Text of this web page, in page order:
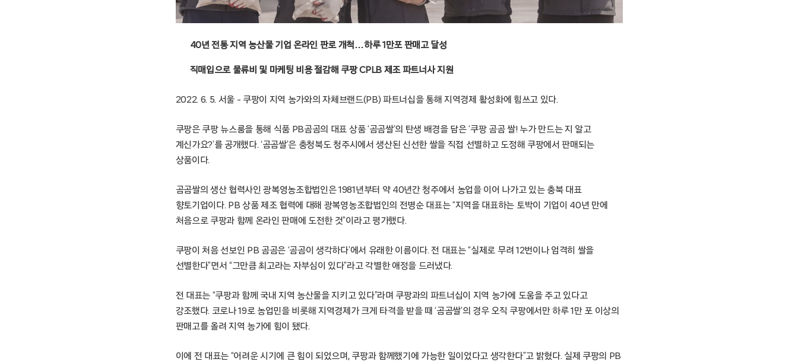
40년 전통 지역 농산물 기업 온라인 판로 개척…하루 1만포 판매고 달성
직매입으로 물류비 및 마케팅 비용 절감해 쿠팡 CPLB 제조 파트너사 지원
2022. 6. 5. 서울 – 쿠팡이 지역 농가와의 자체브랜드(PB) 파트너십을 통해 지역경제 활성화에 힘쓰고 있다.
쿠팡은 쿠팡 뉴스룸을 통해 식품 PB곰곰의 대표 상품 ‘곰곰쌀’의 탄생 배경을 담은 ‘쿠팡 곰곰 쌀! 누가 만드는 지 알고
계신가요?’를 공개했다. ‘곰곰쌀’은 충청북도 청주시에서 생산된 신선한 쌀을 직접 선별하고 도정해 쿠팡에서 판매되는
상품이다.
곰곰쌀의 생산 협력사인 광복영농조합법인은 1981년부터 약 40년간 청주에서 농업을 이어 나가고 있는 충북 대표
향토기업이다. PB 상품 제조 협력에 대해 광복영농조합법인의 전병순 대표는 “지역을 대표하는 토박이 기업이 40년 만에
처음으로 쿠팡과 함께 온라인 판매에 도전한 것”이라고 평가했다.
쿠팡이 처음 선보인 PB 곰곰은 ‘곰곰이 생각하다’에서 유래한 이름이다. 전 대표는 “실제로 무려 12번이나 엄격히 쌀을
선별한다”면서 “그만큼 최고라는 자부심이 있다”라고 각별한 애정을 드러냈다.
전 대표는 “쿠팡과 함께 국내 지역 농산물을 지키고 있다”라며 쿠팡과의 파트너십이 지역 농가에 도움을 주고 있다고
강조했다. 코로나 19로 농업민을 비롯해 지역경제가 크게 타격을 받을 때 ‘곰곰쌀’의 경우 오직 쿠팡에서만 하루 1만 포 이상의
판매고를 올려 지역 농가에 힘이 됐다.
이에 전 대표는 “어려운 시기에 큰 힘이 되었으며, 쿠팡과 함께했기에 가능한 일이었다고 생각한다”고 밝혔다. 실제 쿠팡의 PB